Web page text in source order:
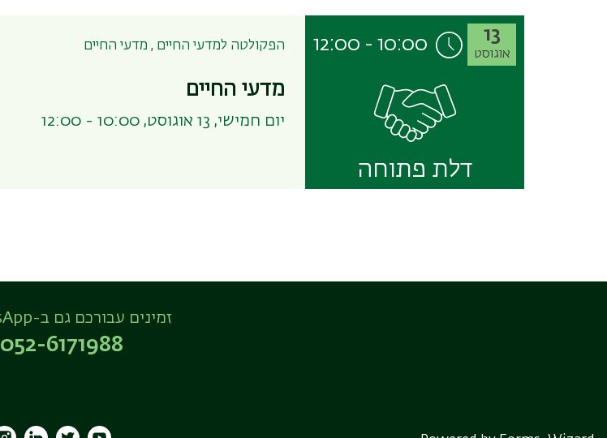
13
אוגוסט 10:00
-
12:00
דלת פתוחה
הפקולטה למדעי החיים , מדעי החיים
מדעי החיים
יום חמישי, 13 אוגוסט, 10:00 - 12:00
זמינים עבורכם גם ב-WhatsApp
052-6171988